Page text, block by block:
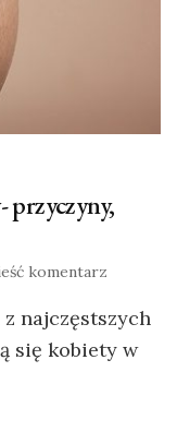
przyczyny,
komentarz
najczęstszych
się kobiety w